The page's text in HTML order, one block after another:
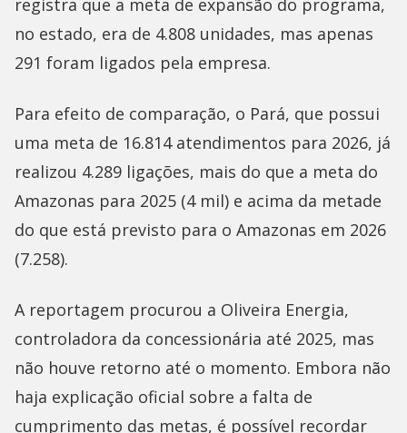
no estado, era de 4.808 unidades, mas apenas
291 foram ligados pela empresa.
Para efeito de comparação, o Pará, que possui
uma meta de 16.814 atendimentos para 2026, já
realizou 4.289 ligações, mais do que a meta do
Amazonas para 2025 (4 mil) e acima da metade
do que está previsto para o Amazonas em 2026
(7.258).
A reportagem procurou a Oliveira Energia,
controladora da concessionária até 2025, mas
não houve retorno até o momento. Embora não
haja explicação oficial sobre a falta de
cumprimento das metas, é possível recordar